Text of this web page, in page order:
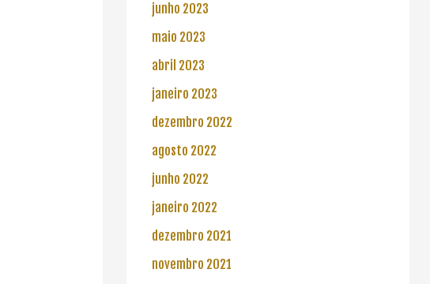
junho 2023
maio 2023
abril 2023
janeiro 2023
dezembro 2022
agosto 2022
junho 2022
janeiro 2022
dezembro 2021
novembro 2021